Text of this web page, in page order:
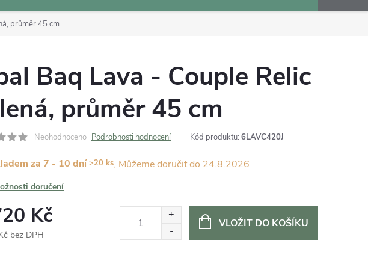
průměr 45 cm
Baq Lava - Couple Relic
průměr 45 cm
Neohodnoceno Podrobnosti hodnocení Kód produktu: 6LAVC420J
za 7 - 10 dní >20 ks 24.8.2026
doručení
Kč
bez DPH
VLOŽIT DO KOŠÍKU